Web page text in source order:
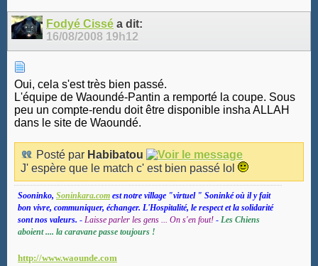
Fodyé Cissé a dit:
16/08/2008 19h12
Oui, cela s'est très bien passé.
L'équipe de Waoundé-Pantin a remporté la coupe. Sous
peu un compte-rendu doit être disponible insha ALLAH
dans le site de Waoundé.
Posté par Habibatou
J' espère que le match c' est bien passé lol
Sooninko, Soninkara.com est notre village "virtuel " Soninké où il y fait
bon vivre, communiquer, échanger. L'Hospitalité, le respect et la solidarité
sont nos valeurs. - Laisse parler les gens ... On s'en fout! - Les Chiens
aboient .... la caravane passe toujours !
http://www.waounde.com